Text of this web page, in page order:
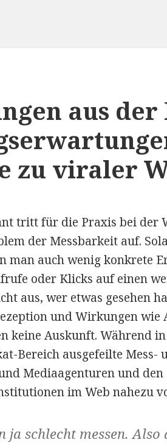
aus der
zu viraler
tritt für die Praxis bei der
der Messbarkeit auf.
man auch wenig konkrete
oder Klicks auf einen
aus, wer etwas gesehen
und Wirkungen wie
keine Auskunft. Während
Bereich ausgefeilte Mess-
Mediaagenturen und den
im Web nahezu
ja schlecht messen.